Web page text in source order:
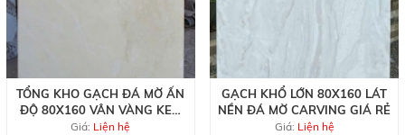
TỔNG KHO GẠCH ĐÁ MỜ ẤN
ĐỘ 80X160 VÂN VÀNG KEM
MỚI NHẤT
Giá: Liện hệ
GẠCH KHỔ LỚN 80X160 LÁT
NỀN ĐÁ MỜ CARVING GIÁ RẺ
Giá: Liện hệ